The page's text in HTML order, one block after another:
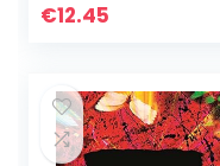
€12.45